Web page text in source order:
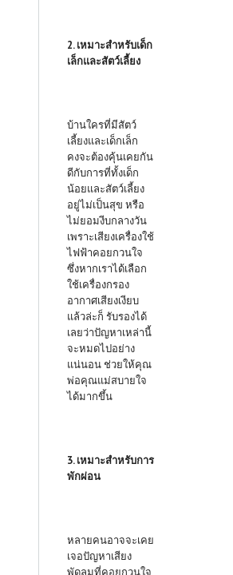
2. เหมาะสำหรับเด็ก
เล็กและสัตว์เลี้ยง
บ้านใครที่มีสัตว์
เลี้ยงและเด็กเล็ก
คงจะต้องคุ้นเคยกัน
ดีกับการที่ทั้งเด็ก
น้อยและสัตว์เลี้ยง
อยู่ไม่เป็นสุข หรือ
ไม่ยอมงีบกลางวัน
เพราะเสียงเครื่องใช้
ไฟฟ้าคอยกวนใจ
ซึ่งหากเราได้เลือก
ใช้เครื่องกรอง
อากาศเสียงเงียบ
แล้วล่ะก็ รับรองได้
เลยว่าปัญหาเหล่านี้
จะหมดไปอย่าง
แน่นอน ช่วยให้คุณ
พ่อคุณแม่สบายใจ
ได้มากขึ้น
3. เหมาะสำหรับการ
พักผ่อน
หลายคนอาจจะเคย
เจอปัญหาเสียง
พัดลมที่คอยกวนใจ